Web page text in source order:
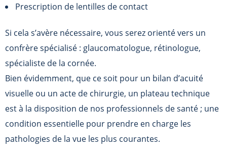
Prescription de lentilles de contact
Si cela s’avère nécessaire, vous serez orienté vers un
confrère spécialisé : glaucomatologue, rétinologue,
spécialiste de la cornée.
Bien évidemment, que ce soit pour un bilan d’acuité
visuelle ou un acte de chirurgie, un plateau technique
est à la disposition de nos professionnels de santé ; une
condition essentielle pour prendre en charge les
pathologies de la vue les plus courantes.